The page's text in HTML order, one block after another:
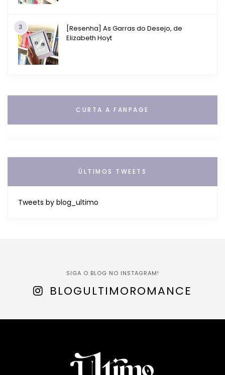
3
[Resenha] As Garras do Desejo, de
Elizabeth Hoyt
CURTA A FANPAGE
ÚLTIMOS TWEETS
Tweets by blog_ultimo
SIGA O BLOG NO INSTAGRAM!
BLOGULTIMOROMANCE